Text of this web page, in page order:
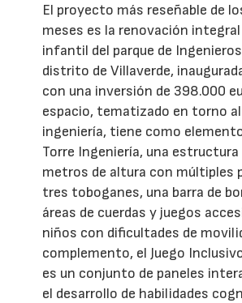
El proyecto más reseñable de
meses es la renovación integral
infantil del parque de
distrito de Villaverde,
con una inversión de 398.000
espacio, tematizado en torno
ingeniería, tiene como
Torre Ingeniería, una estructura
metros de altura con múltiples
tres toboganes, una barra de
áreas de cuerdas y juegos
niños con dificultades de
complemento, el Juego
es un conjunto de paneles
el desarrollo de habilidades